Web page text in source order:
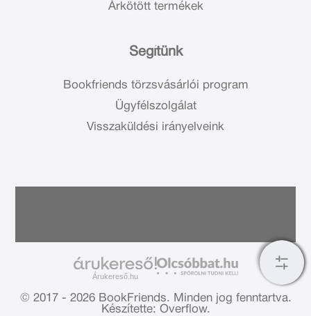
Árkötött termékek
Segítünk
Bookfriends törzsvásárlói program
Ügyfélszolgálat
Visszaküldési irányelveink
Árukereső.hu
© 2017 - 2026 BookFriends. Minden jog fenntartva.
Készítette: Overflow.